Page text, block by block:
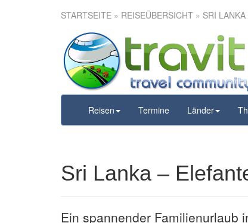
STARTSEITE » REISEÜBERSICHT » SRI
Reisen Termine Länder
Sri Lanka
Sri Lanka –
Ein spannender Familienurlaub